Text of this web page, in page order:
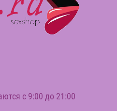
с 9:00 до 21:00